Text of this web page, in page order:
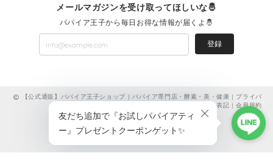
メールマガジンを受け取ってほしいな🤴
パパイア王子から毎日お得な情報が届くよ🤴
登録
【公式通販】パパイア王子ショップ | パパイア専門店・酵素・美・健康 | プライバ
特定商取引法に基づく表記 |会員規約
ショップに質問する